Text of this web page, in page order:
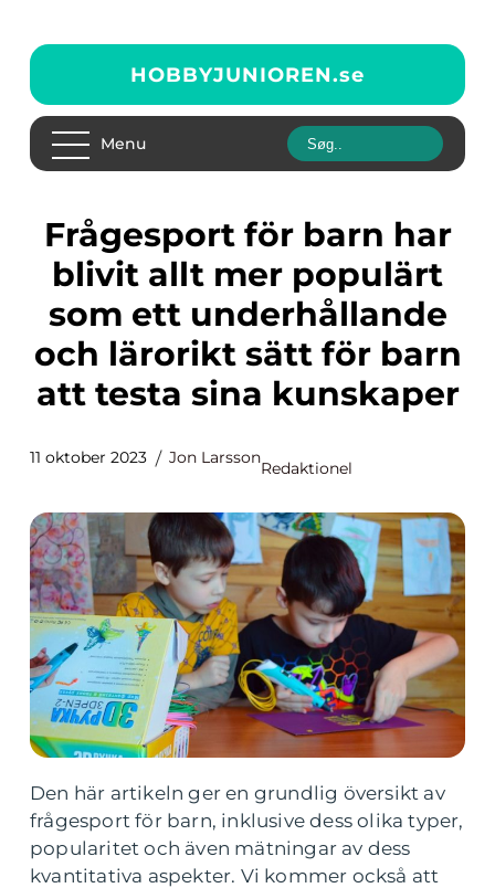
HOBBYJUNIOREN.se
Menu
Frågesport för barn har
blivit allt mer populärt
som ett underhållande
och lärorikt sätt för barn
att testa sina kunskaper
11 oktober 2023 Jon Larsson
Redaktionel
Den här artikeln ger en grundlig översikt av
frågesport för barn, inklusive dess olika typer,
popularitet och även mätningar av dess
kvantitativa aspekter. Vi kommer också att